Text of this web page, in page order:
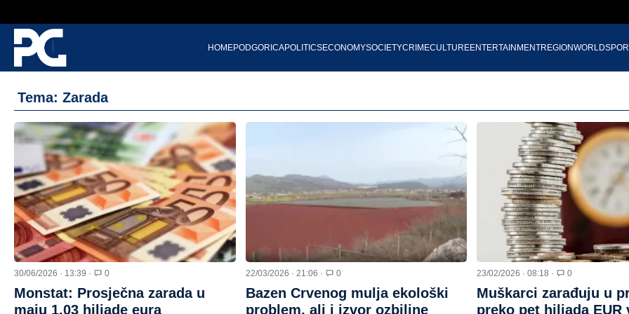
HOMEPODGORICAPOLITICSECONOMYSOCIETYCRIMECULTUREENTERTAINMENTREGIONWORLD
Tema: Zarada
30/06/2026 · 13:39 · 0
Monstat: Prosječna zarada u
maju 1,03 hiljade eura
22/03/2026 · 21:06 · 0
Bazen Crvenog mulja ekološki
problem, ali i izvor ozbiljne
23/02/2026 · 08:18 · 0
Muškarci zarađuju u
preko pet hiljada EUR